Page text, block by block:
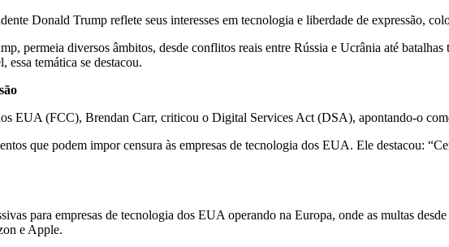
Donald Trump reflete seus interesses em tecnologia e liberdade de expressão,
permeia diversos âmbitos, desde conflitos reais entre Rússia e Ucrânia até
temática se destacou.
EUA (FCC), Brendan Carr, criticou o Digital Services Act (DSA), apontando-o
que podem impor censura às empresas de tecnologia dos EUA. Ele destacou:
para empresas de tecnologia dos EUA operando na Europa, onde as multas
e Apple.